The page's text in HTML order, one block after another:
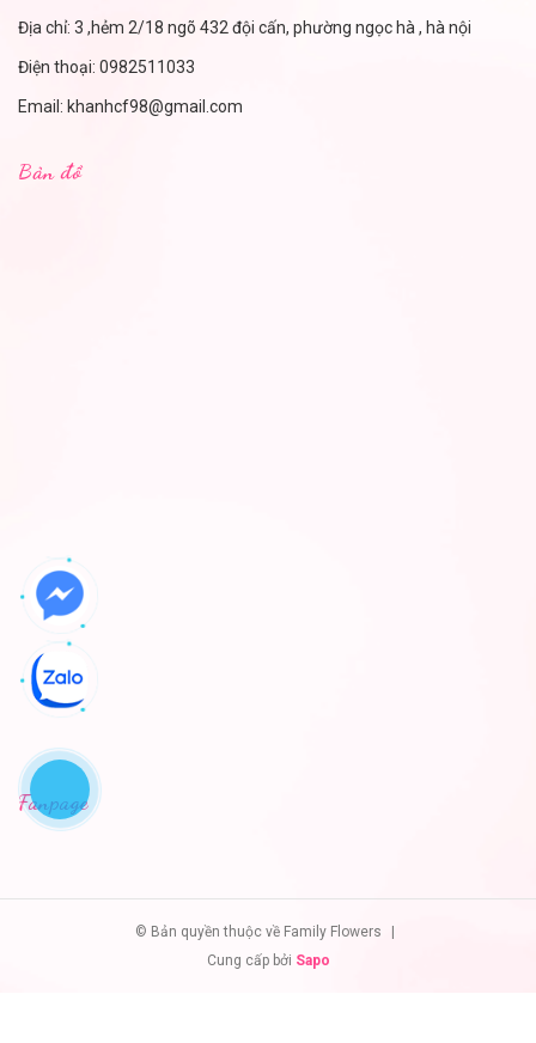
Địa chỉ: 3 ,hẻm 2/18 ngõ 432 đội cấn, phường ngọc hà , hà nội
Điện thoại: 0982511033
Email: khanhcf98@gmail.com
Bản đồ
Fanpage
© Bản quyền thuộc về Family Flowers
Cung cấp bởi Sapo